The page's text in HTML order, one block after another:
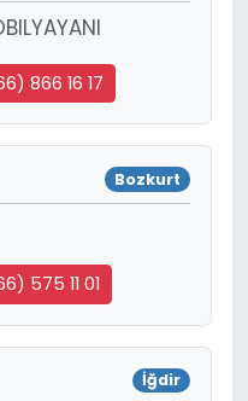
866 16 17
Bozkurt
575 11 01
İğdir